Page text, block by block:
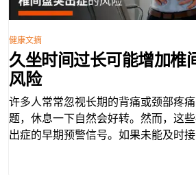
久坐时间过长可能增加椎
风险
许多人常常忽视长期的背痛或颈部疼
题，休息一下自然会好转。然而，这
出症的早期预警信号。如果未能及时
健康文摘